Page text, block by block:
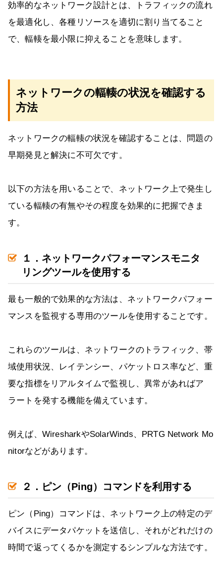
効率的なネットワーク設計とは、トラフィックの流れ
を最適化し、各種リソースを適切に割り当てること
で、輻輳を最小限に抑えることを意味します。
ネットワークの輻輳の状況を確認する
方法
ネットワークの輻輳の状況を確認することは、問題の
早期発見と解決に不可欠です。
以下の方法を用いることで、ネットワーク上で発生し
ている輻輳の有無やその程度を効果的に把握できま
す。
１．ネットワークパフォーマンスモニタ
リングツールを使用する
最も一般的で効果的な方法は、ネットワークパフォー
マンスを監視する専用のツールを使用することです。
これらのツールは、ネットワークのトラフィック、帯
域使用状況、レイテンシー、パケットロス率など、重
要な指標をリアルタイムで監視し、異常があればア
ラートを発する機能を備えています。
例えば、WiresharkやSolarWinds、PRTG Network Mo
nitorなどがあります。
２．ピン（Ping）コマンドを利用する
ピン（Ping）コマンドは、ネットワーク上の特定のデ
バイスにデータパケットを送信し、それがどれだけの
時間で返ってくるかを測定するシンプルな方法です。